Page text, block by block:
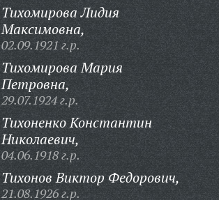
Тихомирова Лидия
Максимовна,
02.09.1921 г.р.
Тихомирова Мария
Петровна,
29.07.1924 г.р.
Тихоненко Константин
Николаевич,
04.06.1918 г.р.
Тихонов Виктор Федорович,
21.08.1926 г.р.